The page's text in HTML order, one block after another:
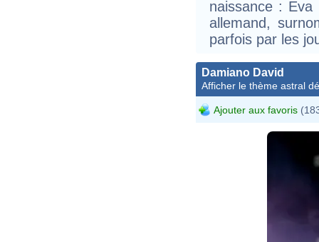
naissance : Eva
allemand,
parfois par les
Damiano David
Afficher le thème astral
Ajouter aux favoris